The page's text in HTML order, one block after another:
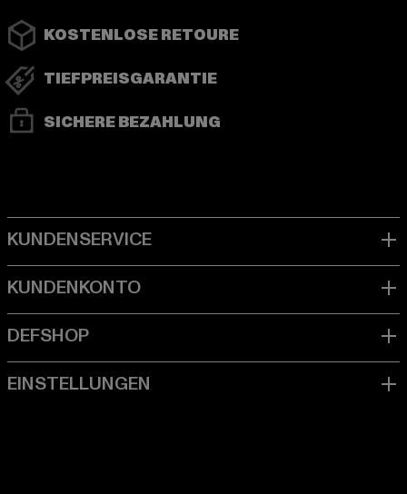
KOSTENLOSE RETOURE
TIEFPREISGARANTIE
SICHERE BEZAHLUNG